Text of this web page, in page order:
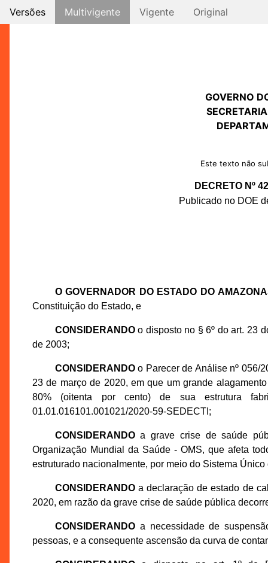
Versões Multivigente Vigente Original
GOVERNO
Este texto não
DECRETO Nº
Publicado no DOE
O GOVERNADOR DO ESTADO DO
Constituição do Estado, e
CONSIDERANDOo disposto no § 6º do art. 23
de 2003;
CONSIDERANDOo Parecer de Análise nº 056/
23 de março de 2020, em que um grande
80% (oitenta por cento) de sua estrutura
01.01.016101.001021/2020-59-SEDECTI;
CONSIDERANDOa grave crise de saúde
Organização Mundial da Saúde - OMS, que afeta
estruturado nacionalmente, por meio do Sistema
CONSIDERANDOa declaração de estado de
2020, em razão da grave crise de saúde pública
CONSIDERANDOa necessidade de
pessoas, e a consequente ascensão da curva de